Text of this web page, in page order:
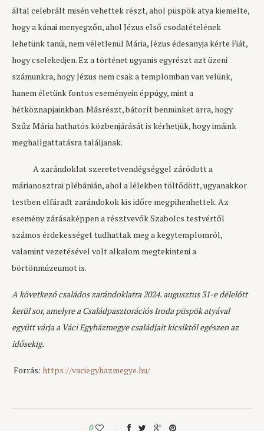
által celebrált misén vehettek részt, ahol püspök atya kiemelte,
hogy a kánai menyegzőn, ahol Jézus első csodatételének
lehetünk tanúi, nem véletlenül Mária, Jézus édesanyja kérte Fiát,
hogy cselekedjen. Ez a történet ugyanis egyrészt azt üzeni
számunkra, hogy Jézus nem csak a templomban van velünk,
hanem életünk fontos eseményein éppúgy, mint a
hétköznapjainkban. Másrészt, bátorít bennünket arra, hogy
Szűz Mária hathatós közbenjárását is kérhetjük, hogy imáink
meghallgattatásra találjanak.
A zarándoklat szeretetvendégséggel záródott a
márianosztrai plébánián, ahol a lélekben töltődött, ugyanakkor
testben elfáradt zarándokok kis időre megpihenhettek. Az
esemény zárásaképpen a résztvevők Szabolcs testvértől
számos érdekességet tudhattak meg a kegytemplomról,
valamint vezetésével volt alkalom megtekinteni a
börtönmúzeumot is.
A következő családos zarándoklatra 2024. augusztus 31-e délelőtt
kerül sor, amelyre a Családpasztorációs Iroda püspök atyával
együtt várja a Váci Egyházmegye családjait kicsiktől egészen az
idősekig.
Forrás: https://vaciegyhazmegye.hu/
0